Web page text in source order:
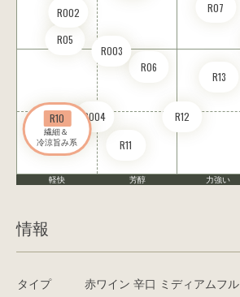
R05
R06
R07
R10
繊細＆
冷涼旨み系
R11
R12
R13
RO02
RO03
RO04
軽快 芳醇 力強い
情報
タイプ
赤ワイン 辛口 ミディアムフル